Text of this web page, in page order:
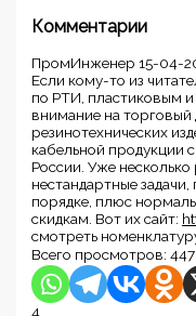
Комментарии
ПромИнженер 15-04-
Если кому-то из
по РТИ, пластиковым
внимание на
резинотехнических
кабельной продукции
России. Уже
нестандартные
порядке, плюс
скидкам. Вот их сайт:
смотреть
Всего просмотров: 447
4